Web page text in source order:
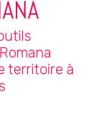
territoire à